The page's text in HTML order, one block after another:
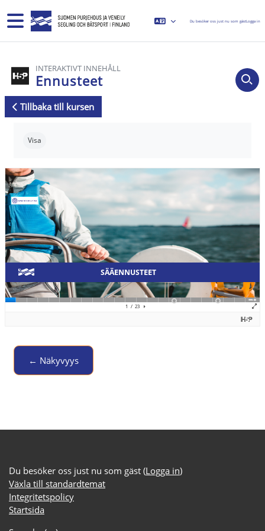
Sidopanel Du besöker oss just nu som gästLogga in
INTERAKTIVT INNEHÅLL
Ennusteet
Tillbaka till kursen
Visa
← Näkyvyys
Du besöker oss just nu som gäst (Logga in)
Växla till standardtemat
Integritetspolicy
Startsida